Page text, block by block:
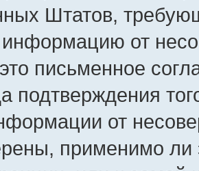
Штатов,
информацию от
письменное
подтверждения
от
применимо ли